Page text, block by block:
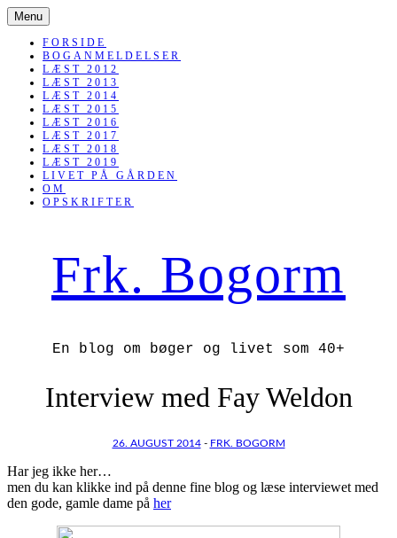
Menu SKIP
TO
CONTENT
FORSIDE
BOGANMELDELSER
LÆST 2012
LÆST 2013
LÆST 2014
LÆST 2015
LÆST 2016
LÆST 2017
LÆST 2018
LÆST 2019
LIVET PÅ GÅRDEN
OM
OPSKRIFTER
Frk. Bogorm
En blog om bøger og livet som 40+
Interview med Fay Weldon
26. AUGUST 2014- FRK. BOGORM
Har jeg ikke her…
men du kan klikke ind på denne fine blog og læse interviewet med
den gode, gamle dame på her